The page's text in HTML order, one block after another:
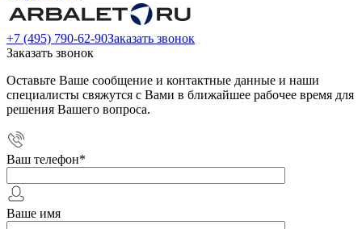
+7 (495) 790-62-90Заказать звонок
Заказать звонок
Оставьте Ваше сообщение и контактные данные и наши
специалисты свяжутся с Вами в ближайшее рабочее время для
решения Вашего вопроса.
Ваш телефон*
Ваше имя